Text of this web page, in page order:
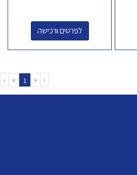
לפרטים ורכישה
‹
«
1
»
›